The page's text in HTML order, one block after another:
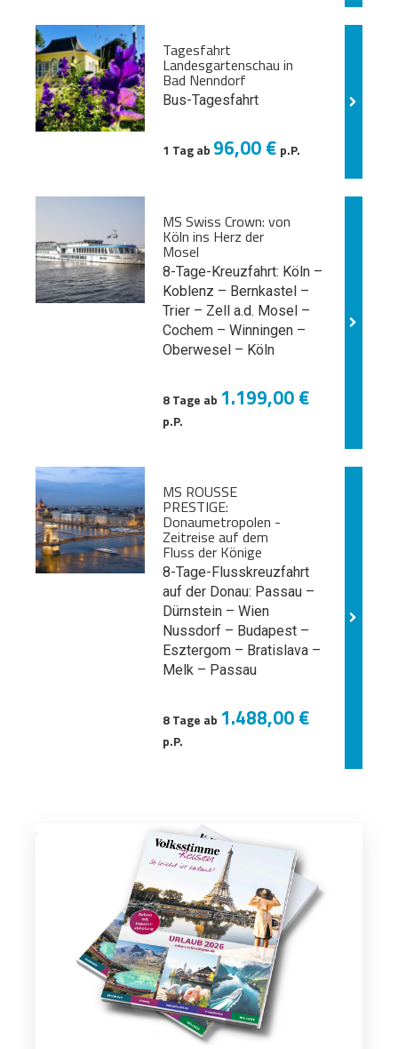
Tagesfahrt
Landesgartenschau in
Bad Nenndorf
Bus-Tagesfahrt
1 Tag ab 96,00 € p.P.
MS Swiss Crown: von
Köln ins Herz der
Mosel
8-Tage-Kreuzfahrt: Köln –
Koblenz – Bernkastel –
Trier – Zell a.d. Mosel –
Cochem – Winningen –
Oberwesel – Köln
8 Tage ab 1.199,00 €
p.P.
MS ROUSSE
PRESTIGE:
Donaumetropolen -
Zeitreise auf dem
Fluss der Könige
8-Tage-Flusskreuzfahrt
auf der Donau: Passau –
Dürnstein – Wien
Nussdorf – Budapest –
Esztergom – Bratislava –
Melk – Passau
8 Tage ab 1.488,00 €
p.P.